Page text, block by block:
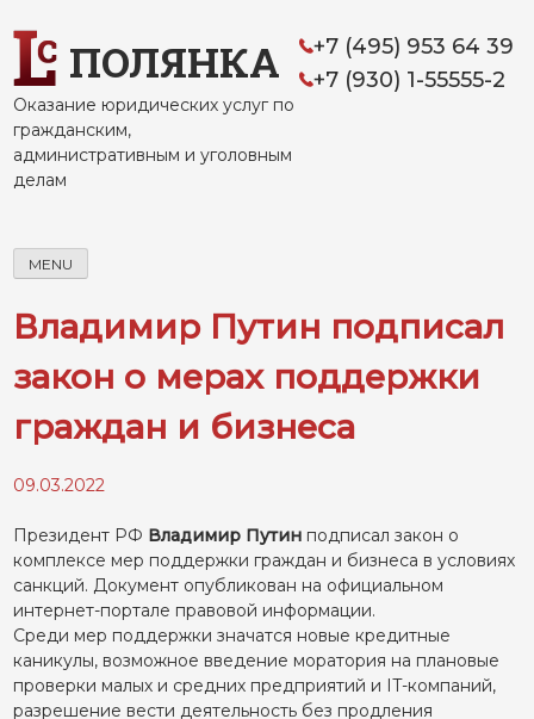
to
contentПОЛЯНКА
Оказание юридических услуг по
гражданским,
административным и уголовным
делам
+7 (495) 953 64 39
+7 (930) 1-55555-2
MENU
Владимир Путин подписал
закон о мерах поддержки
граждан и бизнеса
09.03.2022
Президент РФ Владимир Путин подписал закон о
комплексе мер поддержки граждан и бизнеса в условиях
санкций. Документ опубликован на официальном
интернет-портале правовой информации.
Среди мер поддержки значатся новые кредитные
каникулы, возможное введение моратория на плановые
проверки малых и средних предприятий и IT-компаний,
разрешение вести деятельность без продления